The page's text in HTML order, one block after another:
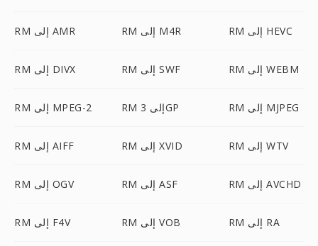
RM إلى AMR RM إلى M4R RM إلى HEVC
RM إلى DIVX RM إلى SWF RM إلى WEBM
RM إلى MPEG-2 RM إلى 3GP RM إلى MJPEG
RM إلى AIFF RM إلى XVID RM إلى WTV
RM إلى OGV RM إلى ASF RM إلى AVCHD
RM إلى F4V RM إلى VOB RM إلى RA